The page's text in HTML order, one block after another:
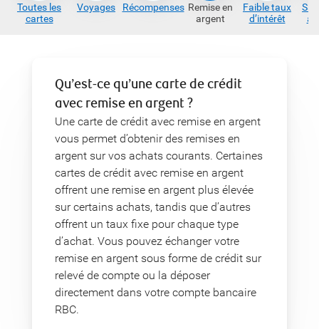
Toutes les
cartes
Voyages Récompenses Remise en
argent
Faible taux
d’intérêt
Qu’est-ce qu’une carte de crédit
avec remise en argent ?
Une carte de crédit avec remise en argent
vous permet d’obtenir des remises en
argent sur vos achats courants. Certaines
cartes de crédit avec remise en argent
offrent une remise en argent plus élevée
sur certains achats, tandis que d’autres
offrent un taux fixe pour chaque type
d’achat. Vous pouvez échanger votre
remise en argent sous forme de crédit sur
relevé de compte ou la déposer
directement dans votre compte bancaire
RBC.